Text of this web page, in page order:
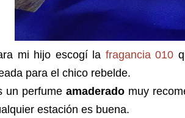
mi hijo escogí la fragancia 010
para el chico rebelde.
un perfume amaderado muy
estación es buena.